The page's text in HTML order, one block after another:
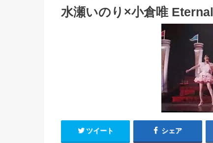
水瀬いのり×小倉唯
ツイート シェア